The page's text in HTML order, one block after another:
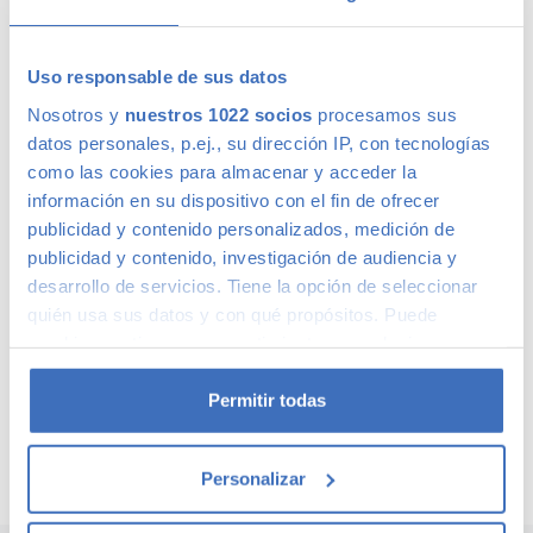
Uso responsable de sus datos
Nosotros y nuestros 1022 socios procesamos sus
datos personales, p.ej., su dirección IP, con tecnologías
como las cookies para almacenar y acceder la
información en su dispositivo con el fin de ofrecer
publicidad y contenido personalizados, medición de
publicidad y contenido, investigación de audiencia y
desarrollo de servicios. Tiene la opción de seleccionar
quién usa sus datos y con qué propósitos. Puede
momento desde la Declaración de cookies o clicando en
el Menú de consentimiento.
Recopilar información sobre su ubicación
geográfica que puede tener una precisión de varios
Permitir todas
Personalizar
Calidad Canalcar
Compra con total tranquilidad, sólo 1 de cada 4 coches
acaba siendo un coche Canalcar.
Saber más